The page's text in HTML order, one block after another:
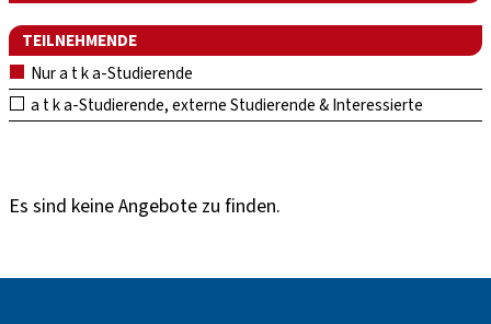
TEILNEHMENDE
Nur a t k a-Studierende
a t k a-Studierende, externe Studierende & Interessierte
Es sind keine Angebote zu finden.